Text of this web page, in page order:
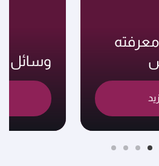
معرفته
وسائل